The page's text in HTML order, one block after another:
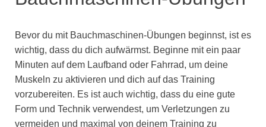
Bevor du mit Bauchmaschinen-Übungen beginnst, ist es
wichtig, dass du dich aufwärmst. Beginne mit ein paar
Minuten auf dem Laufband oder Fahrrad, um deine
Muskeln zu aktivieren und dich auf das Training
vorzubereiten. Es ist auch wichtig, dass du eine gute
Form und Technik verwendest, um Verletzungen zu
vermeiden und maximal von deinem Training zu